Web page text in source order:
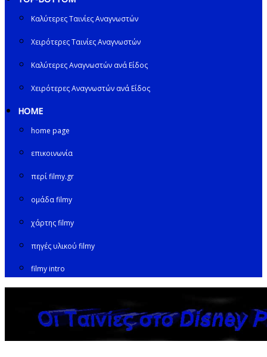
Καλύτερες Ταινίες Αναγνωστών
Χειρότερες Ταινίες Αναγνωστών
Καλύτερες Αναγνωστών ανά Είδος
Χειρότερες Αναγνωστών ανά Είδος
HOME
home page
επικοινωνία
περί filmy.gr
ομάδα filmy
χάρτης filmy
πηγές υλικού filmy
filmy intro